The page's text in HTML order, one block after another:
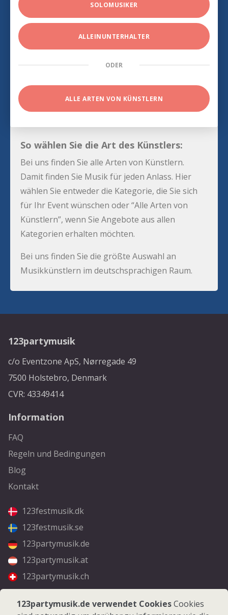
SOLOMUSIKER
ALLEINUNTERHALTER
ODER
ALLE ARTEN VON KÜNSTLERN
So wählen Sie die Art des Künstlers:
Bei uns finden Sie alle Arten von Künstlern.
Damit finden Sie Musik für jeden Anlass. Hier
wählen Sie entweder die Kategorie, die Sie sich
für Ihr Event wünschen oder “Alle Arten von
Künstlern”, wenn Sie Angebote aus allen
Kategorien erhalten möchten.
Bei uns finden Sie die größte Auswahl an
Musikkünstlern im deutschsprachigen Raum.
123partymusik
c/o Eventzone ApS, Nørregade 49
7500 Holstebro, Denmark
CVR: 43349414
Information
FAQ
Regeln und Bedingungen
Blog
Kontakt
123festmusik.dk
123festmusik.se
123partymusik.de
123partymusik.at
123partymusik.ch
Folgen Sie uns
123partymusik.de verwendet CookiesCookies